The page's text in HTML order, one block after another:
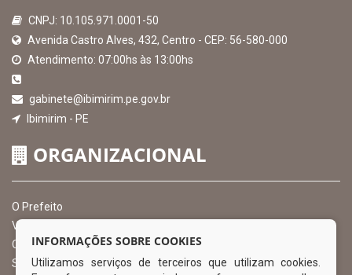
CNPJ: 10.105.971.0001-50
Avenida Castro Alves, 432, Centro - CEP: 56-580-000
Atendimento: 07:00hs às 13:00hs
gabinete@ibimirim.pe.gov.br
Ibimirim - PE
ORGANIZACIONAL
O Prefeito
Vice Prefeito
Ouvidoria Municipal
Serviço de Informação ao Cidadão – SIC
INFORMAÇÕES SOBRE COOKIES
Utilizamos serviços de terceiros que utilizam cookies.